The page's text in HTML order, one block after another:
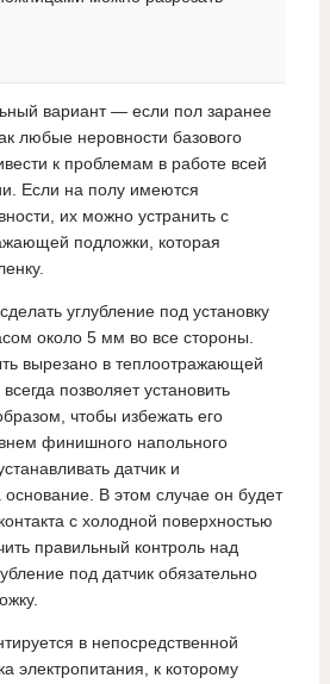
вариант — если пол заранее
любые неровности базового
к проблемам в работе всей
Если на полу имеются
их можно устранить с
подложки, которая
углубление под установку
около 5 мм во все стороны.
вырезано в теплоотражающей
позволяет установить
чтобы избежать его
финишного напольного
датчик и
основание. В этом случае он будет
с холодной поверхностью
правильный контроль над
под датчик обязательно
в непосредственной
электропитания, к которому